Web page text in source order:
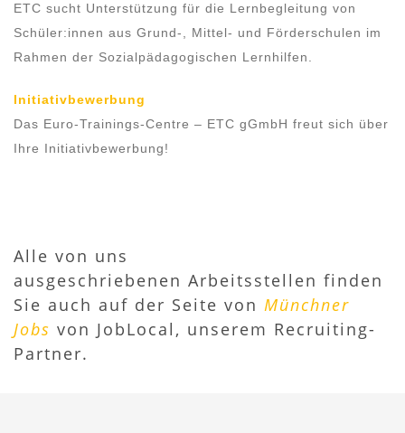
ETC sucht Unterstützung für die Lernbegleitung von
Schüler:innen aus Grund-, Mittel- und Förderschulen im
Rahmen der Sozialpädagogischen Lernhilfen.
Initiativbewerbung
Das Euro-Trainings-Centre – ETC gGmbH freut sich über
Ihre Initiativbewerbung!
Alle von uns
ausgeschriebenen Arbeitsstellen finden
Sie auch auf der Seite von Münchner
Jobs von JobLocal, unserem Recruiting-
Partner.